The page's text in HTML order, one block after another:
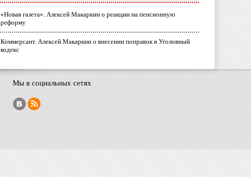
«Новая газета». Алексей Макаркин о реакции на пенсионную
реформу
Коммерсант. Алексей Макаркин о внесении поправок в Уголовный
кодекс
Мы в социальных сетях